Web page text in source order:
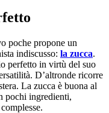
poche propone un
indiscusso: la zucca.
perfetto in virtù del suo
D’altronde ricorre
La zucca è buona al
pochi ingredienti,